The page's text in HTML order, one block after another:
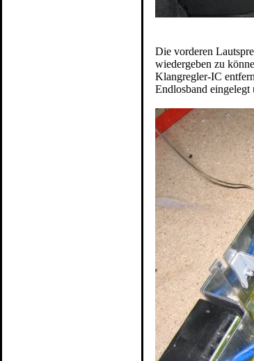
Die vorderen
wiedergeben zu
Klangregler-IC
Endlosband eingelegt